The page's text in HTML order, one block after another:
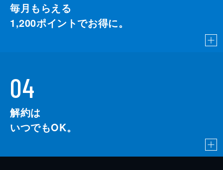
毎月もらえる
1,200ポイントでお得に。
04
解約は
いつでもOK。